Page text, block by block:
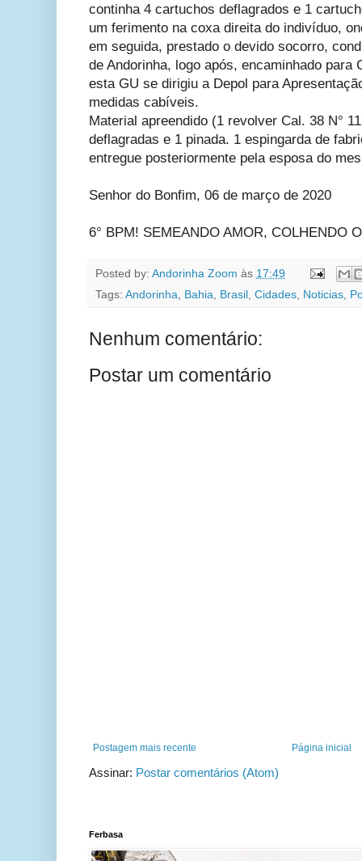
continha 4 cartuchos deflagrados e 1
um ferimento na coxa direita do indivíduo,
em seguida, prestado o devido socorro,
de Andorinha, logo após, encaminhado para
esta GU se dirigiu a Depol para
medidas cabíveis.
Material apreendido (1 revolver Cal. 38 N°
deflagradas e 1 pinada. 1 espingarda de
entregue posteriormente pela esposa do
Senhor do Bonfim, 06 de março de 2020
6° BPM! SEMEANDO AMOR, COLHENDO
Posted by: Andorinha Zoom às 17:49
Tags: Andorinha, Bahia, Brasil , Cidades, Noticias,
Nenhum comentário:
Postar um comentário
Postagem mais recente Página inicial
Assinar: Postar comentários (Atom)
Ferbasa